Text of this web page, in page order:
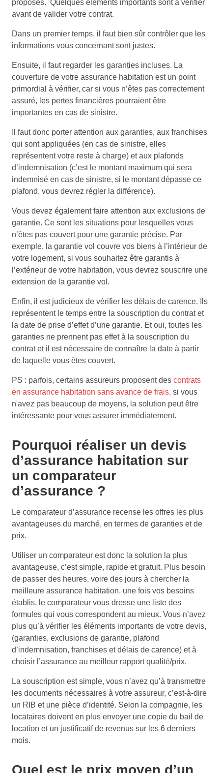
proposés. Quelques éléments importants sont à vérifier
avant de valider votre contrat.
Dans un premier temps, il faut bien sûr contrôler que les
informations vous concernant sont justes.
Ensuite, il faut regarder les garanties incluses. La
couverture de votre assurance habitation est un point
primordial à vérifier, car si vous n’êtes pas correctement
assuré, les pertes financières pourraient être
importantes en cas de sinistre.
Il faut donc porter attention aux garanties, aux franchises
qui sont appliquées (en cas de sinistre, elles
représentent votre reste à charge) et aux plafonds
d’indemnisation (c’est le montant maximum qui sera
indemnisé en cas de sinistre, si le montant dépasse ce
plafond, vous devrez régler la différence).
Vous devez également faire attention aux exclusions de
garantie. Ce sont les situations pour lesquelles vous
n’êtes pas couvert pour une garantie précise. Par
exemple, la garantie vol couvre vos biens à l’intérieur de
votre logement, si vous souhaitez être garantis à
l’extérieur de votre habitation, vous devrez souscrire une
extension de la garantie vol.
Enfin, il est judicieux de vérifier les délais de carence. Ils
représentent le temps entre la souscription du contrat et
la date de prise d’effet d’une garantie. Et oui, toutes les
garanties ne prennent pas effet à la souscription du
contrat et il est nécessaire de connaître la date à partir
de laquelle vous êtes couvert.
PS : parfois, certains assureurs proposent des contrats
en assurance habitation sans avance de frais, si vous
n'avez pas beaucoup de moyens, la solution peut être
intéressante pour vous assurer immédiatement.
Pourquoi réaliser un devis
d’assurance habitation sur
un comparateur
d’assurance ?
Le comparateur d’assurance recense les offres les plus
avantageuses du marché, en termes de garanties et de
prix.
Utiliser un comparateur est donc la solution la plus
avantageuse, c’est simple, rapide et gratuit. Plus besoin
de passer des heures, voire des jours à chercher la
meilleure assurance habitation, une fois vos besoins
établis, le comparateur vous dresse une liste des
formules qui vous correspondent au mieux. Vous n’avez
plus qu’à vérifier les éléments importants de votre devis,
(garanties, exclusions de garantie, plafond
d’indemnisation, franchises et délais de carence) et à
choisir l’assurance au meilleur rapport qualité/prix.
La souscription est simple, vous n’avez qu’à transmettre
les documents nécessaires à votre assureur, c’est-à-dire
un RIB et une pièce d’identité. Selon la compagnie, les
locataires doivent en plus envoyer une copie du bail de
location et un justificatif de revenus sur les 6 derniers
mois.
Quel est le prix moyen d’un